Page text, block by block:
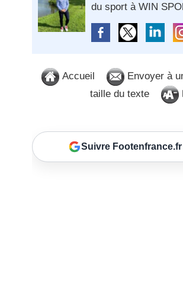
du sport à WIN
Accueil Envoyer à
taille du texte
Suivre